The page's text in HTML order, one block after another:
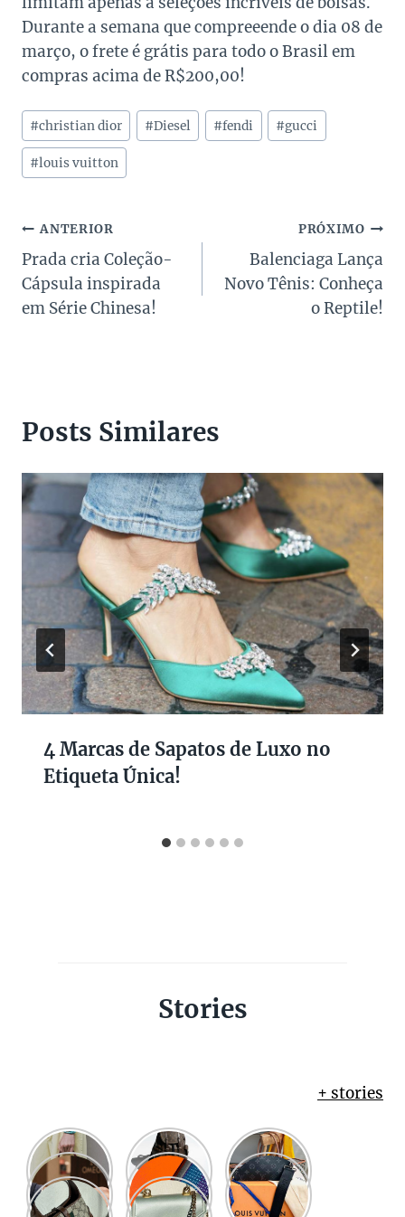
Durante a semana que compreeende o dia 08 de
março, o frete é grátis para todo o Brasil em
compras acima de R$200,00!
Tags
do
Post:
#christian dior #Diesel #fendi #gucci
#louis vuitton
Navegação
de
Post
ANTERIOR
Prada cria Coleção-
Cápsula inspirada
em Série Chinesa!
PRÓXIMO
Balenciaga Lança
Novo Tênis: Conheça
o Reptile!
Posts Similares
4 Marcas de Sapatos de Luxo no
Etiqueta Única!
Stories
+ stories